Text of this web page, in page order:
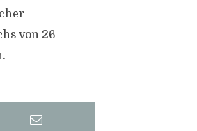
von 26